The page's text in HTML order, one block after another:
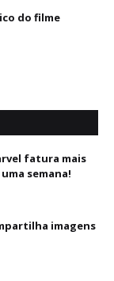
do filme
fatura mais
semana!
imagens